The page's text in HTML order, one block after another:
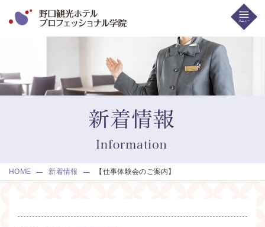
HOME 新着情報 【仕事体験会のご案内】